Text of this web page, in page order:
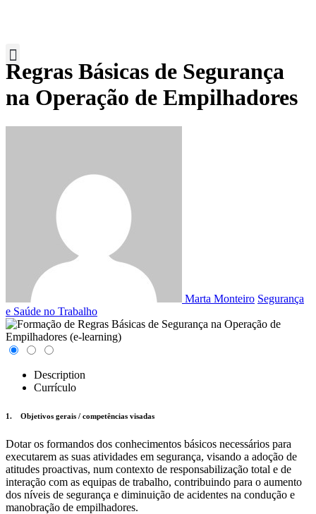
Regras Básicas de Segurança
na Operação de Empilhadores
Marta Monteiro Segurança
e Saúde no Trabalho
Description
Currículo
1. Objetivos gerais / competências visadas
Dotar os formandos dos conhecimentos básicos necessários para
executarem as suas atividades em segurança, visando a adoção de
atitudes proactivas, num contexto de responsabilização total e de
interação com as equipas de trabalho, contribuindo para o aumento
dos níveis de segurança e diminuição de acidentes na condução e
manobração de empilhadores.